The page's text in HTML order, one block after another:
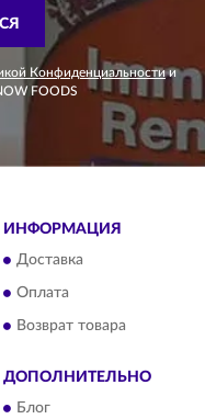
Конфиденциальности и
FOODS
ИНФОРМАЦИЯ
Доставка
Оплата
Возврат товара
ДОПОЛНИТЕЛЬНО
Блог